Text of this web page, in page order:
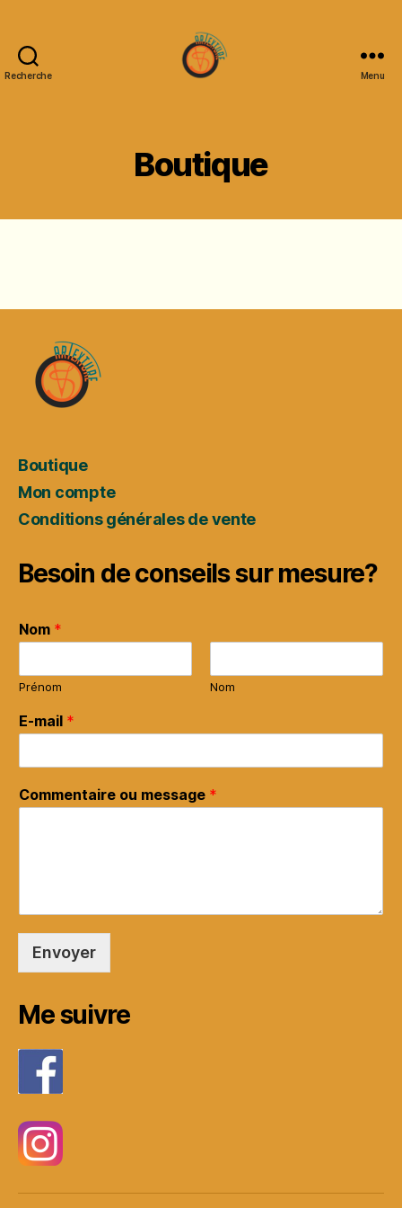
Recherche Menu
Boutique
Boutique
Mon compte
Conditions générales de vente
Besoin de conseils sur mesure?
Nom *
Prénom Nom
E-mail *
Commentaire ou message *
Envoyer
Me suivre